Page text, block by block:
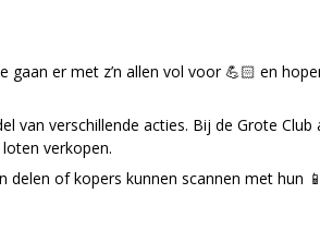
er met z’n allen vol voor 💪🏻 en
verschillende acties. Bij de Grote
loten verkopen.
of kopers kunnen scannen met